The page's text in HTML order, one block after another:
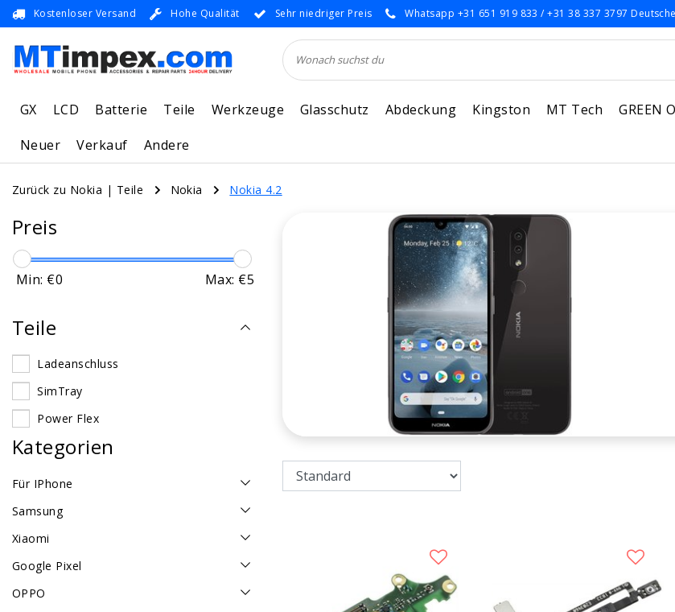
Kostenloser Versand Hohe Qualität Sehr niedriger Preis Whatsapp +31 651 919 833 / +31 38 337 3797
GX LCD Batterie Teile Werkzeuge Glasschutz Abdeckung Kingston MT Tech GREEN
Neuer
Verkauf Andere
Zurück zu Nokia | Teile Nokia Nokia 4.2
Preis
Min: €0 Max: €5
Teile
Ladeanschluss
SimTray
Power Flex
Kategorien
Für IPhone
Samsung
Xiaomi
Google Pixel
OPPO